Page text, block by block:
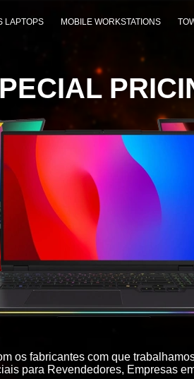
LAPTOPS MOBILE WORKSTATIONS
os fabricantes com que
para Revendedores, Empresas